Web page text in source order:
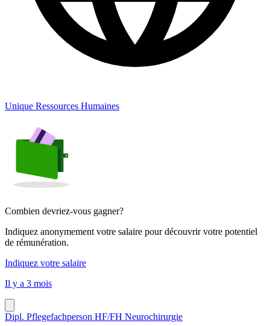
Unique Ressources Humaines
Combien devriez-vous gagner?
Indiquez anonymement votre salaire pour découvrir votre potentiel
de rémunération.
Indiquez votre salaire
Il y a 3 mois
Dipl. Pflegefachperson HF/FH Neurochirurgie